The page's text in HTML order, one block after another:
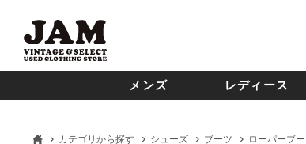
メンズ レディース
カテゴリから探す シューズ ブーツ ローパーブ